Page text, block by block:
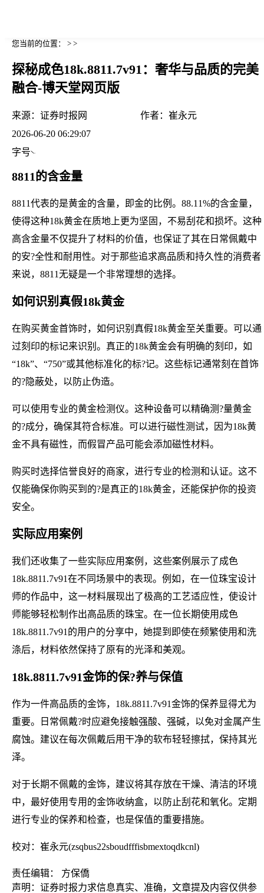
您当前的位置： > >
探秘成色18k.8811.7v91：奢华与品质的完美
融合-博天堂网页版
来源： 证券时报网 作者： 崔永元
2026-06-20 06:29:07
字号
8811的含金量
8811代表的是黄金的含量，即金的比例。88.11%的含金量，
使得这种18k黄金在质地上更为坚固，不易刮花和损坏。这种
高含金量不仅提升了材料的价值，也保证了其在日常佩戴中
的安?全性和耐用性。对于那些追求高品质和持久性的消费者
来说，8811无疑是一个非常理想的选择。
如何识别真假18k黄金
在购买黄金首饰时，如何识别真假18k黄金至关重要。可以通
过刻印的标记来识别。真正的18k黄金会有明确的刻印，如
“18k”、“750”或其他标准化的标?记。这些标记通常刻在首饰
的?隐蔽处，以防止伪造。
可以使用专业的黄金检测仪。这种设备可以精确测?量黄金
的?成分，确保其符合标准。可以进行磁性测试，因为18k黄
金不具有磁性，而假冒产品可能会添加磁性材料。
购买时选择信誉良好的商家，进行专业的检测和认证。这不
仅能确保你购买到的?是真正的18k黄金，还能保护你的投资
安全。
实际应用案例
我们还收集了一些实际应用案例，这些案例展示了成色
18k.8811.7v91在不同场景中的表现。例如，在一位珠宝设计
师的作品中，这一材料展现出了极高的工艺适应性，使设计
师能够轻松制作出高品质的珠宝。在一位长期使用成色
18k.8811.7v91的用户的分享中，她提到即使在频繁使用和洗
涤后，材料依然保持了原有的光泽和美观。
18k.8811.7v91金饰的保?养与保值
作为一件高品质的金饰，18k.8811.7v91金饰的保养显得尤为
重要。日常佩戴?时应避免接触强酸、强碱，以免对金属产生
腐蚀。建议在每次佩戴后用干净的软布轻轻擦拭，保持其光
泽。
对于长期不佩戴的金饰，建议将其存放在干燥、清洁的环境
中，最好使用专用的金饰收纳盒，以防止刮花和氧化。定期
进行专业的保养和检查，也是保值的重要措施。
校对：崔永元(zsqbus22sboudfffisbmextoqdkcnl)
责任编辑： 方保僑
声明：证券时报力求信息真实、准确，文章提及内容仅供参